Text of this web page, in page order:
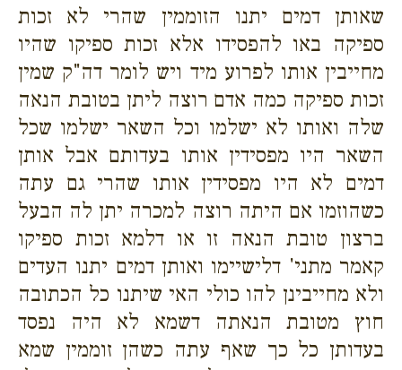
שאותן דמים יתנו הזוממין שהרי לא זכות
ספיקה באו להפסידו אלא זכות ספיקו שהיו
מחייבין אותו לפרוע מיד ויש לומר דה"ק שמין
זכות ספיקה כמה אדם רוצה ליתן בטובת הנאה
שלה ואותו לא ישלמו וכל השאר ישלמו שכל
השאר היו מפסידין אותו בעדותם אבל אותן
דמים לא היו מפסידין אותו שהרי גם עתה
כשהוזמו אם היתה רוצה למכרה יתן לה הבעל
ברצון טובת הנאה זו או דלמא זכות ספיקו
קאמר מתני' דלישיימו ואותן דמים יתנו העדים
ולא מחייבינן להו כולי האי שיתנו כל הכתובה
חוץ מטובת הנאתה דשמא לא היה נפסד
בעדותן כל כך שאף עתה כשהן זוממין שמא